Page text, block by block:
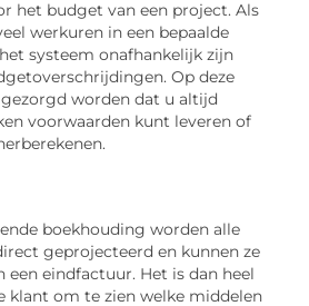
het budget van een project. Als
werkuren in een bepaalde
systeem onafhankelijk zijn
Op deze
worden dat u altijd
voorwaarden kunt leveren of
boekhouding worden alle
geprojecteerd en kunnen ze
een eindfactuur. Het is dan heel
klant om te zien welke middelen